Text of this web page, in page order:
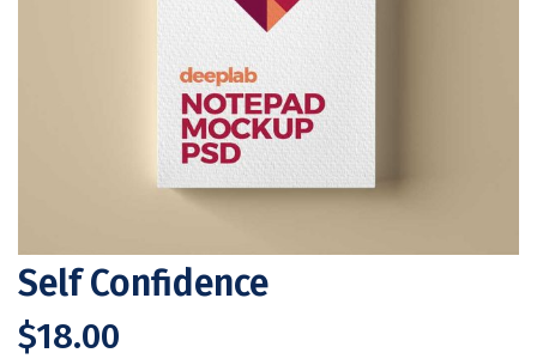
Self Confidence
$18.00